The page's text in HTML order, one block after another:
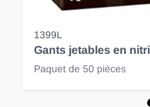
1399L
Gants jetables en
Paquet de 50 pièces